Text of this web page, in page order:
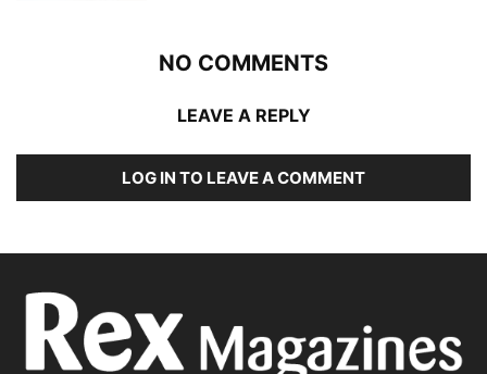
NO COMMENTS
LEAVE A REPLY
LOG IN TO LEAVE A COMMENT